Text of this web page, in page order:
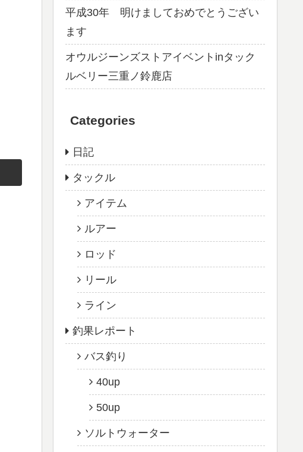
平成30年 明けましておめでとうござい
ます
オウルジーンズストアイベントinタック
ルベリー三重ノ鈴鹿店
Categories
日記
タックル
アイテム
ルアー
ロッド
リール
ライン
釣果レポート
バス釣り
40up
50up
ソルトウォーター